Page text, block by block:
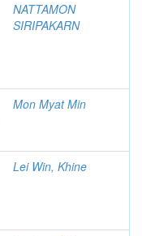
NATTAMON
SIRIPAKARN
Mon Myat Min
Lei Win, Khine